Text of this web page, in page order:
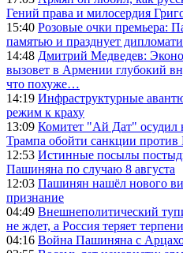
Гений права и милосердия
15:40 Розовые очки премьера:
памятью и празднует
14:48 Дмитрий Медведев:
вызовет в Армении глубокий
что похуже…
14:19 Инфраструктурные
режим к краху
13:09 Комитет "Ай Дат" осудил
Трампа обойти санкции против
12:53 Истинные посылы
Пашиняна по случаю 8 августа
12:03 Пашинян нашёл нового
признание
04:49 Внешнеполитический
не ждет, а Россия теряет
04:16 Война Пашиняна с